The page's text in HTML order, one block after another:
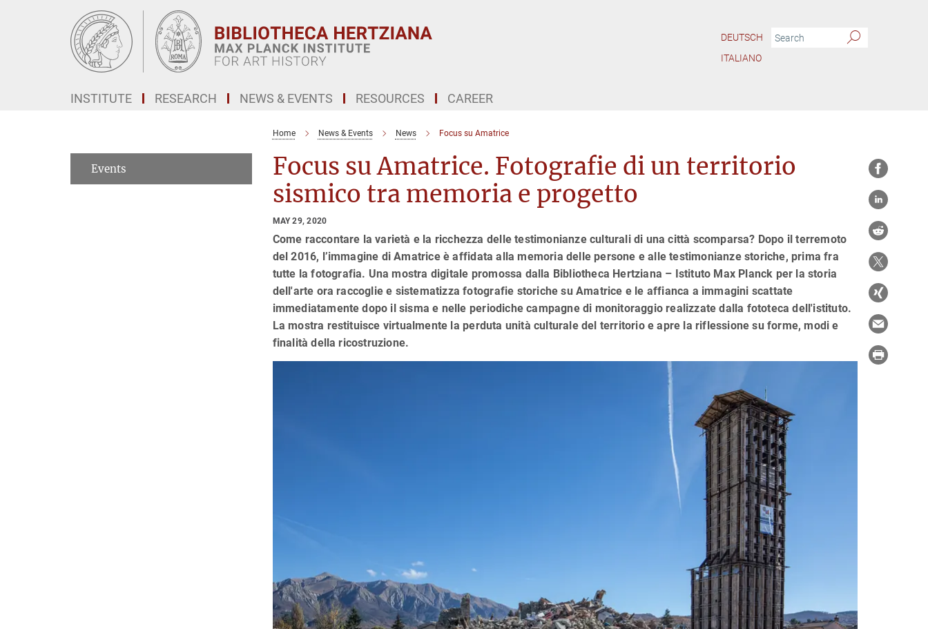
DEUTSCH
ITALIANO
INSTITUTE RESEARCH NEWS & EVENTS RESOURCES CAREER
Home News & Events News Focus su Amatrice
Focus su Amatrice. Fotografie di un territorio
sismico tra memoria e progetto
MAY 29, 2020
Come raccontare la varietà e la ricchezza delle testimonianze culturali di una città scomparsa? Dopo il terremoto
del 2016, l’immagine di Amatrice è affidata alla memoria delle persone e alle testimonianze storiche, prima fra
tutte la fotografia. Una mostra digitale promossa dalla Bibliotheca Hertziana – Istituto Max Planck per la storia
dell'arte ora raccoglie e sistematizza fotografie storiche su Amatrice e le affianca a immagini scattate
immediatamente dopo il sisma e nelle periodiche campagne di monitoraggio realizzate dalla fototeca dell'istituto.
La mostra restituisce virtualmente la perduta unità culturale del territorio e apre la riflessione su forme, modi e
finalità della ricostruzione.
Events